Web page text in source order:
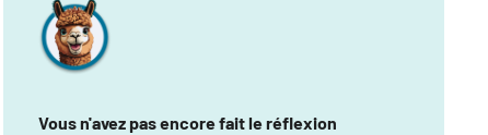
Vous n'avez pas encore fait le réflexion